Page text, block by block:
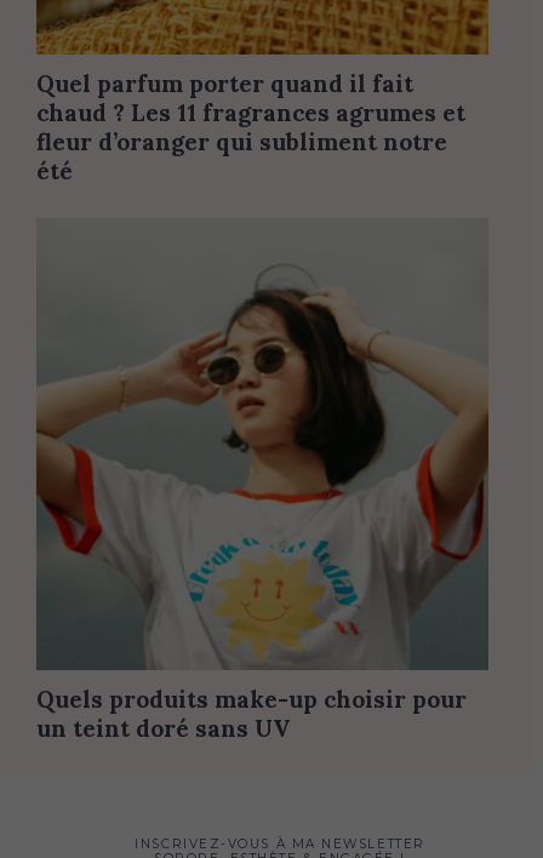
Quel parfum porter quand il fait
chaud ? Les 11 fragrances agrumes et
fleur d’oranger qui subliment notre
été
Quels produits make-up choisir pour
un teint doré sans UV
INSCRIVEZ-VOUS À MA NEWSLETTER